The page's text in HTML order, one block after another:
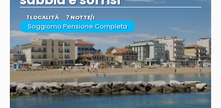
1 LOCALITÀ 7 NOTTE/I
Soggiorno Pensione Completa